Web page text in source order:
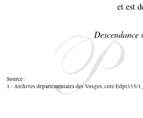
et est
Descendance
Source :
1 - Archives départementales des Vosges, cote Edpt335/